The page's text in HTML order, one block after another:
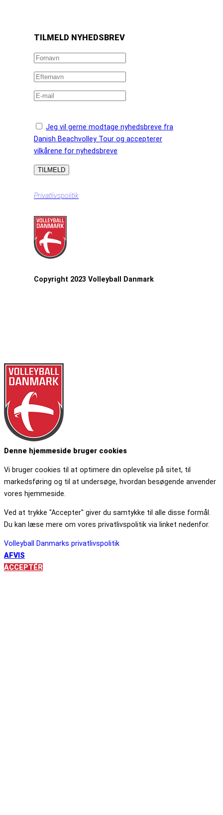
TILMELD NYHEDSBREV
Jeg vil gerne modtage nyhedsbreve fra
Danish Beachvolley Tour og accepterer
vilkårene for nyhedsbreve
Privatlivspolitik
Copyright 2023 Volleyball Danmark
Denne hjemmeside bruger cookies
Vi bruger cookies til at optimere din oplevelse på sitet, til
markedsføring og til at undersøge, hvordan besøgende anvender
vores hjemmeside.
Ved at trykke "Accepter" giver du samtykke til alle disse formål.
Du kan læse mere om vores privatlivspolitik via linket nedenfor.
Volleyball Danmarks privatlivspolitik
AFVIS
ACCEPTÉR